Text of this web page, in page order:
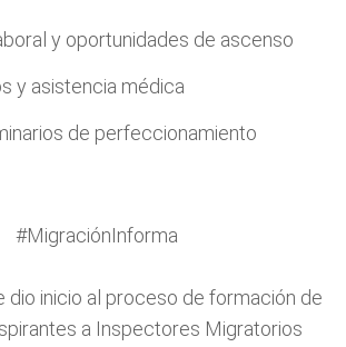
y oportunidades de ascenso
y asistencia médica
de perfeccionamiento
#MigraciónInforma
dio inicio al proceso de formación de
a Inspectores Migratorios